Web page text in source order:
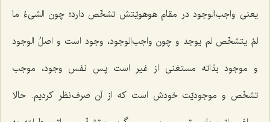
یعنی واجب‌الوجود در مقام هوهویّتش تشخّص دارد؛ چون الشیءُ ما
لمْ یتشخّص لم یوجد و چون واجب‌الوجود، وجود است و اصلُ الوجود
و موجود بذاته مستغنی از غیر است پس نفس وجود، موجب
تشخّص و موجودیّت خودش است که از آن صرف نظر کردیم. حالا